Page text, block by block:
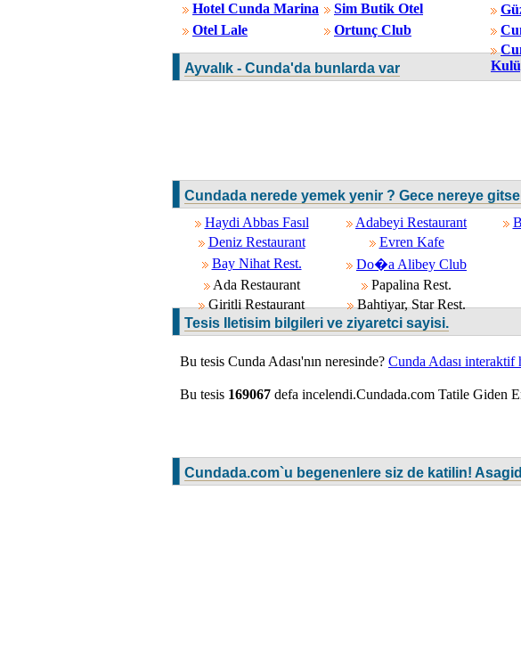
Hotel Cunda Marina
Sim Butik Otel
Otel Lale
Ortunç Club
Ayvalık - Cunda'da bunlarda var
Cundada nerede yemek yenir ? Gece nereye
Haydi Abbas Fasıl
Adabeyi Restaurant
Deniz Restaurant
Evren Kafe
Bay Nihat Rest.
Do�a Alibey Club
Ada Restaurant
Papalina Rest.
Giritli Restaurant
Bahtiyar, Star Rest.
Tesis Iletisim bilgileri ve ziyaretci sayisi.
Bu tesis Cunda Adası'nın neresinde? Cunda Adası interaktif
Bu tesis 169067 defa incelendi.Cundada.com Tatile Giden
Cundada.com`u begenenlere siz de katilin!